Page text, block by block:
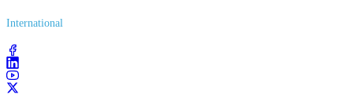
International